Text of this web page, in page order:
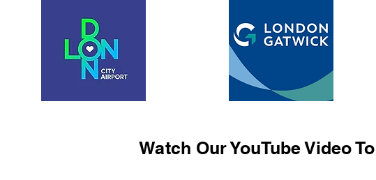
Watch Our YouTube Video